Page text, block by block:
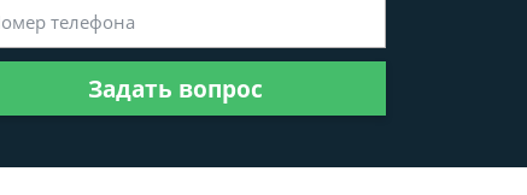
Задать вопрос